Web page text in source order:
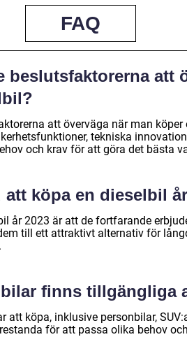
FAQ
beslutsfaktorerna att
att överväga när man
tekniska
och krav för att göra det bästa
köpa en dieselbil
år 2023 är att de fortfarande
till ett attraktivt alternativ för
finns tillgängliga
att köpa, inklusive personbilar,
för att passa olika behov